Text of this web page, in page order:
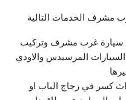
مشرف الخدمات التالية
سيارة غرب مشرف وتركيب
السيارات المرسيدس والاودي
كسر في زجاج الباب او